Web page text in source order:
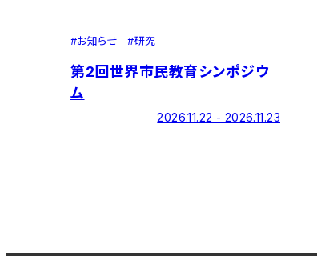
#お知らせ #研究
第2回世界市民教育シンポジウ
ム
2026.11.22 - 2026.11.23